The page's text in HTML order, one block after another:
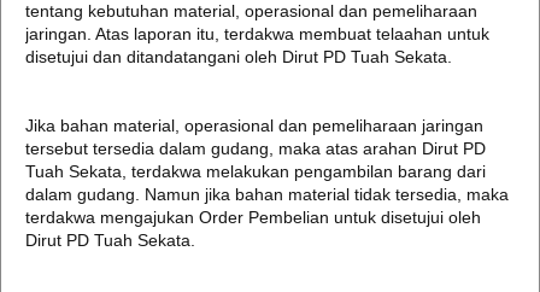
tentang kebutuhan material, operasional dan pemeliharaan
jaringan. Atas laporan itu, terdakwa membuat telaahan untuk
disetujui dan ditandatangani oleh Dirut PD Tuah Sekata.
Jika bahan material, operasional dan pemeliharaan jaringan
tersebut tersedia dalam gudang, maka atas arahan Dirut PD
Tuah Sekata, terdakwa melakukan pengambilan barang dari
dalam gudang. Namun jika bahan material tidak tersedia, maka
terdakwa mengajukan Order Pembelian untuk disetujui oleh
Dirut PD Tuah Sekata.